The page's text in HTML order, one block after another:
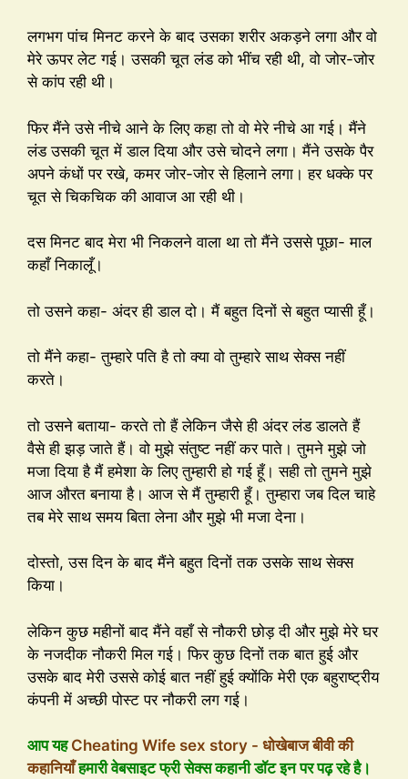
लगभग पांच मिनट करने के बाद उसका शरीर अकड़ने लगा और वो
मेरे ऊपर लेट गई। उसकी चूत लंड को भींच रही थी, वो जोर-जोर
से कांप रही थी।
फिर मैंने उसे नीचे आने के लिए कहा तो वो मेरे नीचे आ गई। मैंने
लंड उसकी चूत में डाल दिया और उसे चोदने लगा। मैंने उसके पैर
अपने कंधों पर रखे, कमर जोर-जोर से हिलाने लगा। हर धक्के पर
चूत से चिकचिक की आवाज आ रही थी।
दस मिनट बाद मेरा भी निकलने वाला था तो मैंने उससे पूछा- माल
कहाँ निकालूँ।
तो उसने कहा- अंदर ही डाल दो। मैं बहुत दिनों से बहुत प्यासी हूँ।
तो मैंने कहा- तुम्हारे पति है तो क्या वो तुम्हारे साथ सेक्स नहीं
करते।
तो उसने बताया- करते तो हैं लेकिन जैसे ही अंदर लंड डालते हैं
वैसे ही झड़ जाते हैं। वो मुझे संतुष्ट नहीं कर पाते। तुमने मुझे जो
मजा दिया है मैं हमेशा के लिए तुम्हारी हो गई हूँ। सही तो तुमने मुझे
आज औरत बनाया है। आज से मैं तुम्हारी हूँ। तुम्हारा जब दिल चाहे
तब मेरे साथ समय बिता लेना और मुझे भी मजा देना।
दोस्तो, उस दिन के बाद मैंने बहुत दिनों तक उसके साथ सेक्स
किया।
लेकिन कुछ महीनों बाद मैंने वहाँ से नौकरी छोड़ दी और मुझे मेरे घर
के नजदीक नौकरी मिल गई। फिर कुछ दिनों तक बात हुई और
उसके बाद मेरी उससे कोई बात नहीं हुई क्योंकि मेरी एक बहुराष्ट्रीय
कंपनी में अच्छी पोस्ट पर नौकरी लग गई।
आप यहCheating Wife sex story - धोखेबाज बीवी की
कहानियाँहमारी वेबसाइट फ्री सेक्स कहानी डॉट इन पर पढ़ रहे है।